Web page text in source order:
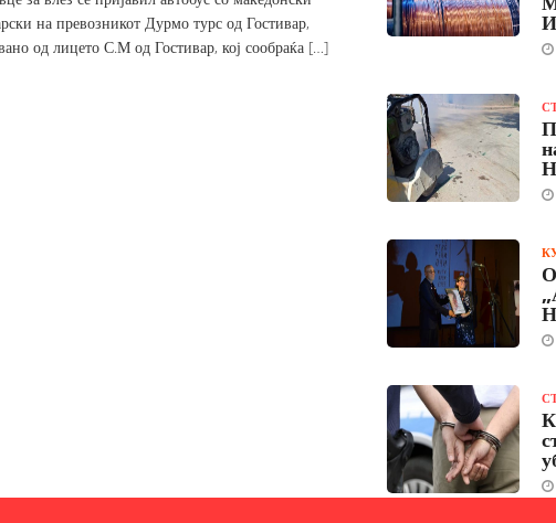
на превозникот Дурмо турс од Гостивар,
од лицето С.М од Гостивар, кој сообраќа […]